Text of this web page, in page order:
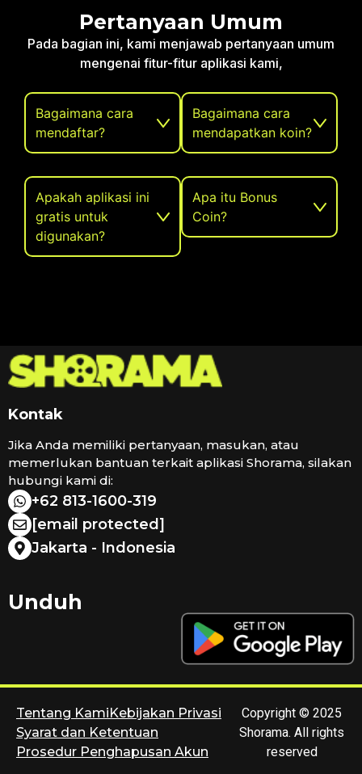
Pertanyaan Umum
Pada bagian ini, kami menjawab pertanyaan umum
mengenai fitur-fitur aplikasi kami,
Bagaimana cara
mendaftar?
Apakah aplikasi ini
gratis untuk
digunakan?
Bagaimana cara
mendapatkan koin?
Apa itu Bonus
Coin?
Kontak
Jika Anda memiliki pertanyaan, masukan, atau
memerlukan bantuan terkait aplikasi Shorama, silakan
hubungi kami di:
+62 813-1600-319
[email protected]
Jakarta - Indonesia
Unduh
Copyright © 2025
Shorama. All rights
reserved
Tentang KamiKebijakan Privasi
Syarat dan Ketentuan
Prosedur Penghapusan Akun